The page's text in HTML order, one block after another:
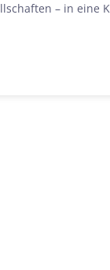
– in eine